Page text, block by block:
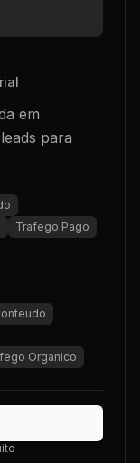
em
para
Trafego Pago
Organico